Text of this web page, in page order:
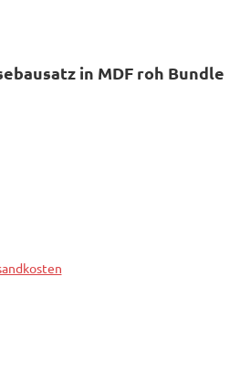
in MDF roh Bundle